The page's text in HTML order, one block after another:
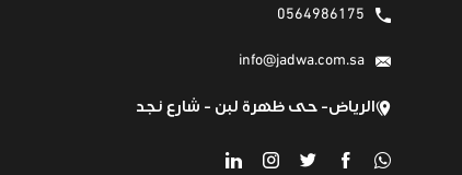
0564986175
info@jadwa.com.sa
الرياض- حى ظهرة لبن - شارع نجد